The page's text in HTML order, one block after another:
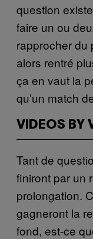
question
faire un ou
rapprocher du
alors rentré
ça en vaut la
qu’un match
VIDEOS BY
Tant de
finiront par un
prolongation.
gagneront la
fond, est-ce